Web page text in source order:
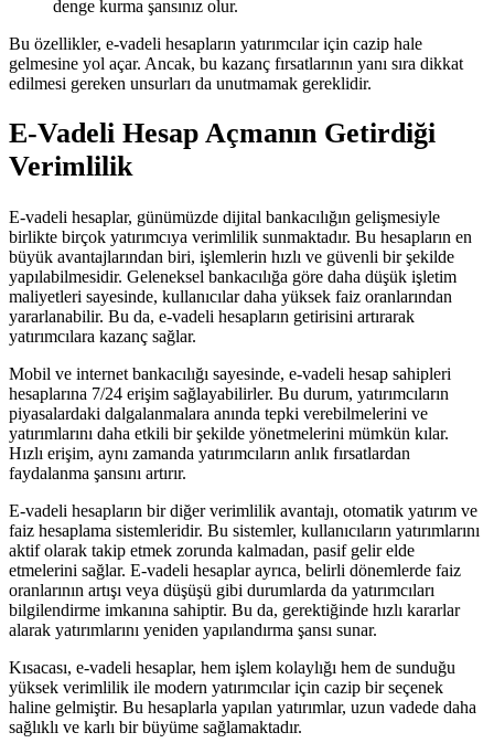
denge kurma şansınız olur.
Bu özellikler, e-vadeli hesapların yatırımcılar için cazip hale
gelmesine yol açar. Ancak, bu kazanç fırsatlarının yanı sıra dikkat
edilmesi gereken unsurları da unutmamak gereklidir.
E-Vadeli Hesap Açmanın Getirdiği
Verimlilik
E-vadeli hesaplar, günümüzde dijital bankacılığın gelişmesiyle
birlikte birçok yatırımcıya verimlilik sunmaktadır. Bu hesapların en
büyük avantajlarından biri, işlemlerin hızlı ve güvenli bir şekilde
yapılabilmesidir. Geleneksel bankacılığa göre daha düşük işletim
maliyetleri sayesinde, kullanıcılar daha yüksek faiz oranlarından
yararlanabilir. Bu da, e-vadeli hesapların getirisini artırarak
yatırımcılara kazanç sağlar.
Mobil ve internet bankacılığı sayesinde, e-vadeli hesap sahipleri
hesaplarına 7/24 erişim sağlayabilirler. Bu durum, yatırımcıların
piyasalardaki dalgalanmalara anında tepki verebilmelerini ve
yatırımlarını daha etkili bir şekilde yönetmelerini mümkün kılar.
Hızlı erişim, aynı zamanda yatırımcıların anlık fırsatlardan
faydalanma şansını artırır.
E-vadeli hesapların bir diğer verimlilik avantajı, otomatik yatırım ve
faiz hesaplama sistemleridir. Bu sistemler, kullanıcıların yatırımlarını
aktif olarak takip etmek zorunda kalmadan, pasif gelir elde
etmelerini sağlar. E-vadeli hesaplar ayrıca, belirli dönemlerde faiz
oranlarının artışı veya düşüşü gibi durumlarda da yatırımcıları
bilgilendirme imkanına sahiptir. Bu da, gerektiğinde hızlı kararlar
alarak yatırımlarını yeniden yapılandırma şansı sunar.
Kısacası, e-vadeli hesaplar, hem işlem kolaylığı hem de sunduğu
yüksek verimlilik ile modern yatırımcılar için cazip bir seçenek
haline gelmiştir. Bu hesaplarla yapılan yatırımlar, uzun vadede daha
sağlıklı ve karlı bir büyüme sağlamaktadır.